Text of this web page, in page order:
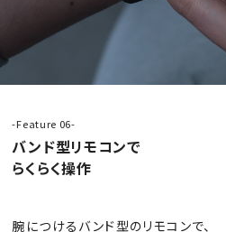
-Feature 06-
バンド型リモコンで
らくらく操作
腕につけるバンド型のリモコンで、